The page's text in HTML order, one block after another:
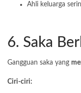
Ahli keluarga
6. Saka
Gangguan saka yang
Ciri-ciri: